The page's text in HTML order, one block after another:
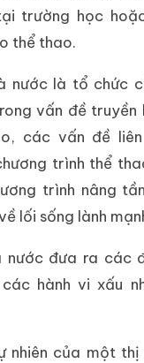
trường học
thể thao.
nước là tổ chức
vấn đề truyền
các vấn đề
trình thể
trình nâng
lối sống lành
nước đưa ra các
hành vi xấu
nhiên của một